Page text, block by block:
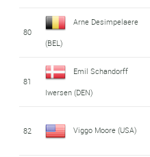
80
Arne Desimpelaere
(BEL)
81
Emil Schandorff
Iwersen (DEN)
82 Viggo Moore (USA)